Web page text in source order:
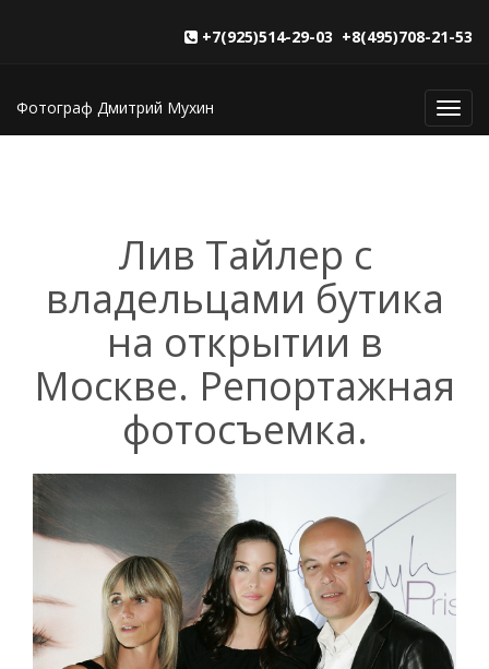
+7(925)514-29-03 +8(495)708-21-53
Фотограф Дмитрий Мухин
Лив Тайлер с
владельцами бутика
на открытии в
Москве. Репортажная
фотосъемка.